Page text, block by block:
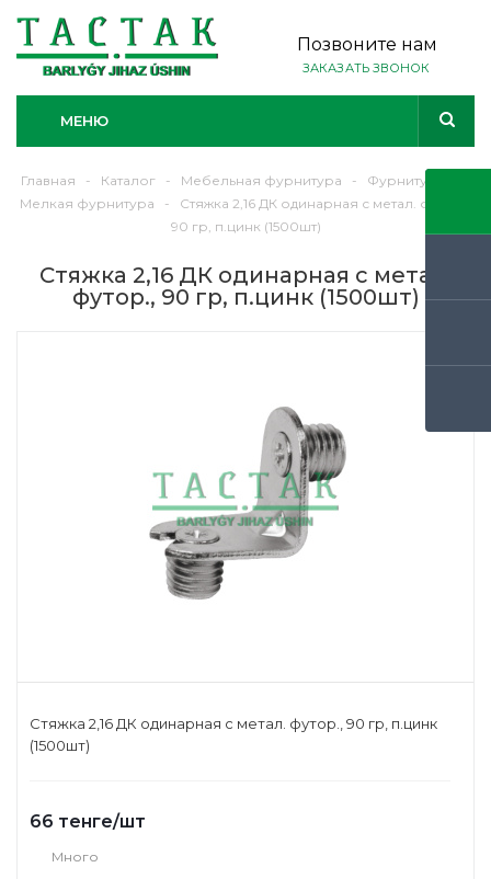
Позвоните нам
ЗАКАЗАТЬ ЗВОНОК
МЕНЮ
Главная - Каталог - Мебельная фурнитура - Фурнитура
Мелкая фурнитура
-
Стяжка 2,16 ДК одинарная с метал. футор.,
90 гр, п.цинк (1500шт)
Стяжка 2,16 ДК одинарная с метал.
футор., 90 гр, п.цинк (1500шт)
Стяжка 2,16 ДК одинарная с метал. футор., 90 гр, п.цинк
(1500шт)
66 тенге/шт
Много